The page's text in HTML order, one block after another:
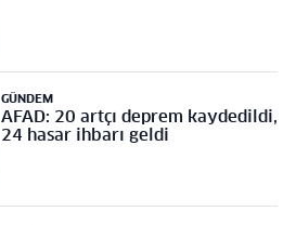
GÜNDEM
AFAD: 20 artçı deprem kaydedildi,
24 hasar ihbarı geldi